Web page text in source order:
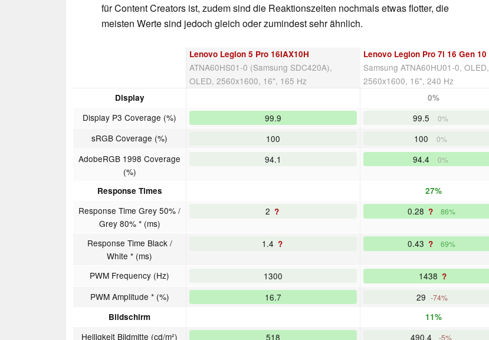
für Content Creators ist, zudem sind die Reaktionszeiten nochmals etwas flotter, die
meisten Werte sind jedoch gleich oder zumindest sehr ähnlich.
Lenovo Legion 5 Pro 16IAX10H
ATNA60HS01-0 (Samsung SDC420A),
OLED, 2560x1600, 16", 165 Hz
Lenovo Legion Pro 7i 16 Gen 10
Samsung ATNA60HU01-0, OLED,
2560x1600, 16", 240 Hz
Display 0%
Display P3 Coverage (%) 99.9 99.5 0%
sRGB Coverage (%) 100 100 0%
AdobeRGB 1998 Coverage
(%)
94.1 94.4 0%
Response Times 27%
Response Time Grey 50% /
Grey 80% * (ms)
2 ? 0.28 ? 86%
Response Time Black /
White * (ms)
1.4 ? 0.43 ? 69%
PWM Frequency (Hz) 1300 1438 ?
PWM Amplitude * (%) 16.7 29 -74%
Bildschirm 11%
Helligkeit Bildmitte (cd/m²) 518 490.4 -5%